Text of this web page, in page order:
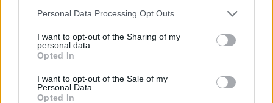
Please note that this website/app uses one or more Google
not limited to your visit or usage behaviour. You may click to
grant or deny consent to Google and its third-party tags to
use your data for below specified purposes in below Google
consent section.
Personal Data Processing Opt Outs
I want to opt-out of the Sharing of my
personal data.
Opted In
I want to opt-out of the Sale of my
Personal Data.
Opted In